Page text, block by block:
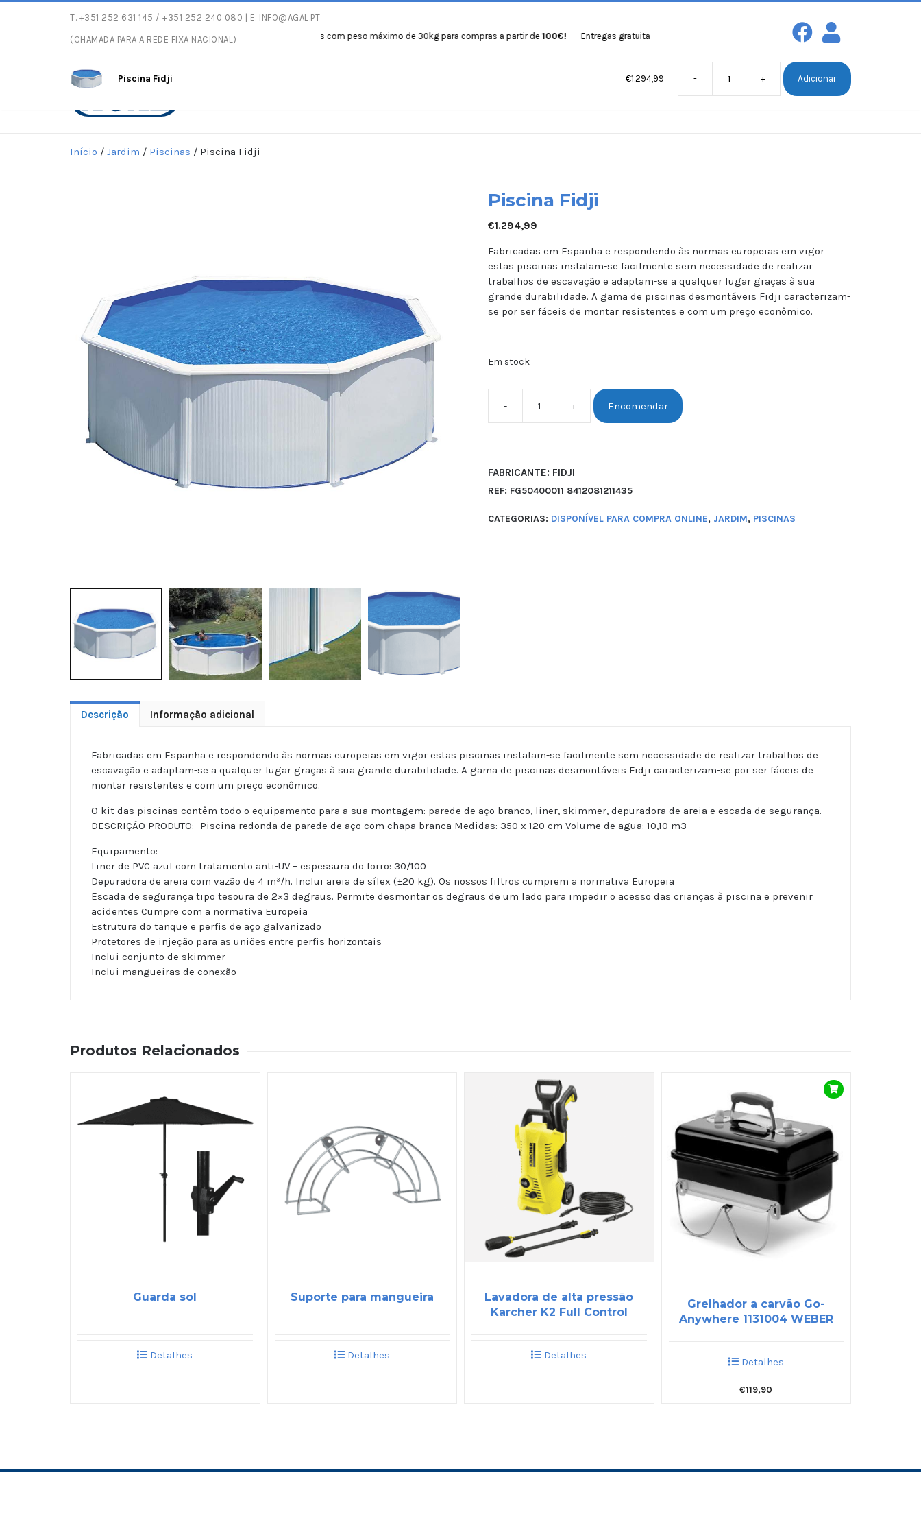
T. +351 252 631 145 / +351 252 240 080 | E. INFO@AGAL.PT
(CHAMADA PARA A REDE FIXA NACIONAL)Entregas gratuitas com peso máximo de 30kg para compras a partir de100€! Entregas gratuitas com peso máximo de 30kg para compras a partir de100€!
Sobre nós Contactos
Início / Jardim / Piscinas / Piscina Fidji
Piscina Fidji
€1.294,99
Fabricadas em Espanha e respondendo às normas europeias em vigor
estas piscinas instalam-se facilmente sem necessidade de realizar
trabalhos de escavação e adaptam-se a qualquer lugar graças à sua
grande durabilidade. A gama de piscinas desmontáveis Fidji caracterizam-
se por ser fáceis de montar resistentes e com um preço econômico.
Em stock
- + Encomendar
FABRICANTE: FIDJI
REF: FG50400011 8412081211435
CATEGORIAS: DISPONÍVEL PARA COMPRA ONLINE, JARDIM, PISCINAS
Descrição Informação adicional
Fabricadas em Espanha e respondendo às normas europeias em vigor estas piscinas instalam-se facilmente sem necessidade de realizar trabalhos de
escavação e adaptam-se a qualquer lugar graças à sua grande durabilidade. A gama de piscinas desmontáveis Fidji caracterizam-se por ser fáceis de
montar resistentes e com um preço econômico.
O kit das piscinas contêm todo o equipamento para a sua montagem: parede de aço branco, liner, skimmer, depuradora de areia e escada de segurança.
DESCRIÇÃO PRODUTO: -Piscina redonda de parede de aço com chapa branca Medidas: 350 x 120 cm Volume de agua: 10,10 m3
Equipamento:
Liner de PVC azul com tratamento anti-UV – espessura do forro: 30/100
Depuradora de areia com vazão de 4 m³/h. Inclui areia de sílex (±20 kg). Os nossos filtros cumprem a normativa Europeia
Escada de segurança tipo tesoura de 2×3 degraus. Permite desmontar os degraus de um lado para impedir o acesso das crianças à piscina e prevenir
acidentes Cumpre com a normativa Europeia
Estrutura do tanque e perfis de aço galvanizado
Protetores de injeção para as uniões entre perfis horizontais
Inclui conjunto de skimmer
Inclui mangueiras de conexão
Produtos Relacionados
Guarda sol
Detalhes
Suporte para mangueira
Detalhes
Lavadora de alta pressão
Karcher K2 Full Control
Detalhes
Grelhador a carvão Go-
Anywhere 1131004 WEBER
Detalhes
€119,90
Piscina Fidji €1.294,99 - + Adicionar